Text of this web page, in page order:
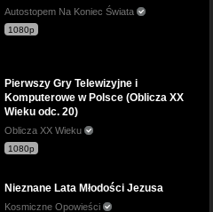
Autostopem Na Koniec Świata
1080p
Pierwszy Gry Telewizyjne i
Komputerowe w Polsce (Oblicza XX
Wieku odc. 20)
Oblicza XX Wieku
1080p
Nieznane Lata Młodości Jezusa
Kosmiczne Opowieści